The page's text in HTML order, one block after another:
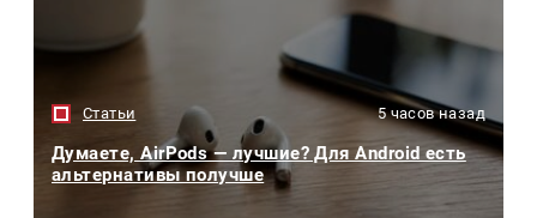
Статьи 5 часов назад
Думаете, AirPods — лучшие? Для Android есть
альтернативы получше